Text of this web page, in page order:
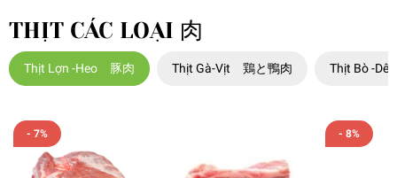
THỊT CÁC LOẠI 肉
Thịt Lợn -Heo 豚肉 Thịt Gà-Vịt 鶏と鴨肉 Thịt Bò -
- 7% - 8%